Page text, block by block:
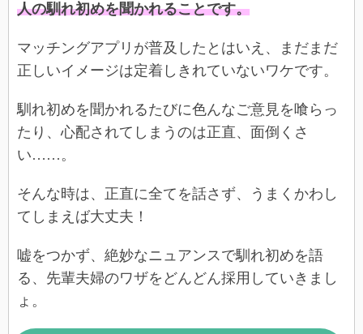
人の馴れ初めを聞かれることです。
マッチングアプリが普及したとはいえ、まだまだ
正しいイメージは定着しきれていないワケです。
馴れ初めを聞かれるたびに色んなご意見を喰らっ
たり、心配されてしまうのは正直、面倒くさ
い……。
そんな時は、正直に全てを話さず、うまくかわし
てしまえば大丈夫！
嘘をつかず、絶妙なニュアンスで馴れ初めを語
る、先輩夫婦のワザをどんどん採用していきまし
ょ。